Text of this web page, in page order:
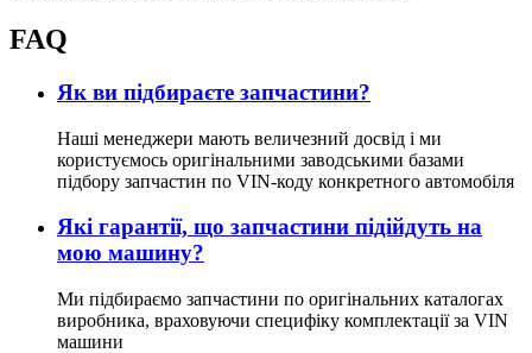
FAQ
Як ви підбираєте запчастини?
Наші менеджери мають величезний досвід і ми
користуємось оригінальними заводськими базами
підбору запчастин по VIN-коду конкретного автомобіля
Які гарантії, що запчастини підійдуть на
мою машину?
Ми підбираємо запчастини по оригінальних каталогах
виробника, враховуючи специфіку комплектації за VIN
машини